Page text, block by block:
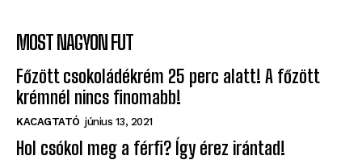
MOST NAGYON FUT
Főzött csokoládékrém 25 perc alatt! A főzött
krémnél nincs finomabb!
KACAGTATÓ június 13, 2021
Hol csókol meg a férfi? Így érez irántad!